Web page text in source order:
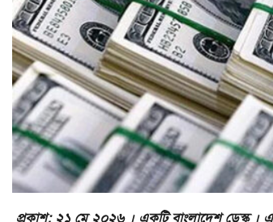
প্রকাশ: ২১ মে ২০২৬ । একটি বাংলাদেশ ডেস্ক ।